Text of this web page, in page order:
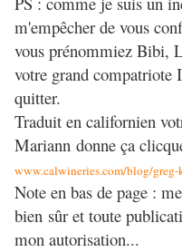
m'empêcher de vous
vous prénommiez Bibi,
votre grand compatriote
quitter.
Traduit en californien
Mariann donne ça
www.calwineries.com/blog/
Note en bas de page :
bien sûr et toute
mon autorisation...